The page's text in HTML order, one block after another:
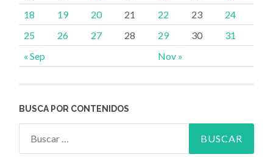
« Sep Nov »
18
19 20 21 22 23
24
25
26 27 28 29 30 31
BUSCA POR CONTENIDOS